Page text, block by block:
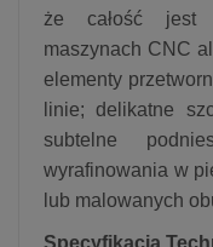
że całość jest
maszynach CNC
elementy
linie; delikatne
subtelne
wyrafinowania w
lub malowanych
Specyfikacja